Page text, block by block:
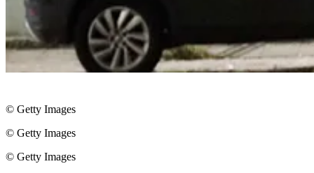
© Getty Images
© Getty Images
© Getty Images